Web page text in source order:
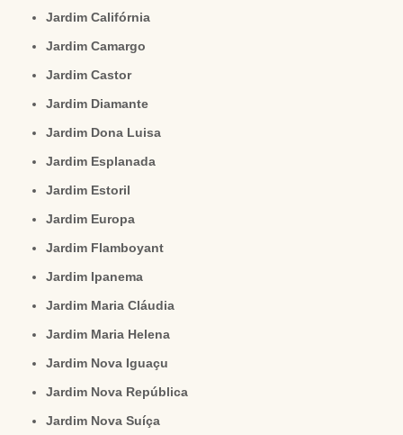
Jardim Califórnia
Jardim Camargo
Jardim Castor
Jardim Diamante
Jardim Dona Luisa
Jardim Esplanada
Jardim Estoril
Jardim Europa
Jardim Flamboyant
Jardim Ipanema
Jardim Maria Cláudia
Jardim Maria Helena
Jardim Nova Iguaçu
Jardim Nova República
Jardim Nova Suíça